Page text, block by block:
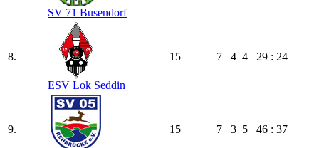
SV 71 Busendorf
8.
ESV Lok Seddin
15 7 4 4 29 : 24
9. 15 7 3 5 46 : 37